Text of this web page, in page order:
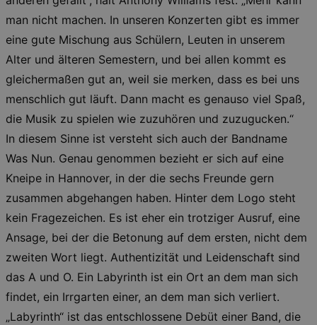
man nicht machen. In unseren Konzerten gibt es immer
eine gute Mischung aus Schülern, Leuten in unserem
Alter und älteren Semestern, und bei allen kommt es
gleichermaßen gut an, weil sie merken, dass es bei uns
menschlich gut läuft. Dann macht es genauso viel Spaß,
die Musik zu spielen wie zuzuhören und zuzugucken.“
In diesem Sinne ist versteht sich auch der Bandname
Was Nun. Genau genommen bezieht er sich auf eine
Kneipe in Hannover, in der die sechs Freunde gern
zusammen abgehangen haben. Hinter dem Logo steht
kein Fragezeichen. Es ist eher ein trotziger Ausruf, eine
Ansage, bei der die Betonung auf dem ersten, nicht dem
zweiten Wort liegt. Authentizität und Leidenschaft sind
das A und O. Ein Labyrinth ist ein Ort an dem man sich
findet, ein Irrgarten einer, an dem man sich verliert.
„Labyrinth“ ist das entschlossene Debüt einer Band, die
Name Provider / Domain
kulturkalender_dresden_session
www.kulturkalender-
dresden.de
Google LLC
.kulturkalender-
dresden.de